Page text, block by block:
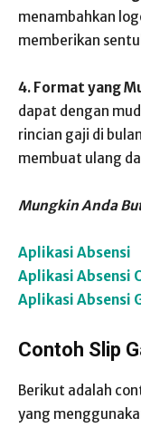
menambahkan
memberikan
4. Format yang
dapat dengan
rincian gaji di
membuat ulang
Mungkin Anda
Aplikasi Absensi
Aplikasi Absensi
Aplikasi Absensi
Contoh Slip
Berikut adalah
yang